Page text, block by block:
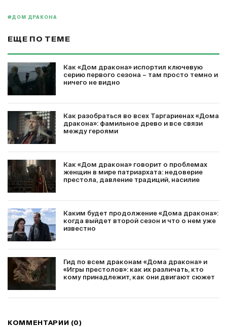
#ДОМ ДРАКОНА
ЕЩЕ ПО ТЕМЕ
Как «Дом дракона» испортил ключевую
серию первого сезона – там просто темно и
ничего не видно
Как разобраться во всех Таргариенах «Дома
дракона»: фамильное древо и все связи
между героями
Как «Дом дракона» говорит о проблемах
женщин в мире патриархата: недоверие
престола, давление традиций, насилие
Каким будет продолжение «Дома дракона»:
когда выйдет второй сезон и что о нем уже
известно
Гид по всем драконам «Дома дракона» и
«Игры престолов»: как их различать, кто
кому принадлежит, как они двигают сюжет
КОММЕНТАРИИ (0)